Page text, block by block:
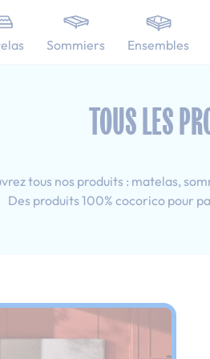
Sommiers Ensembles
cm
TOUS LES
tous nos produits : matelas,
Des produits 100% cocorico pour